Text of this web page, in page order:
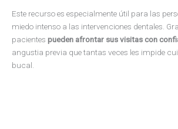
Este recurso es especialmente útil para las
miedo intenso a las intervenciones dentales.
pacientes pueden afrontar sus visitas con
angustia previa que tantas veces les impide
bucal.